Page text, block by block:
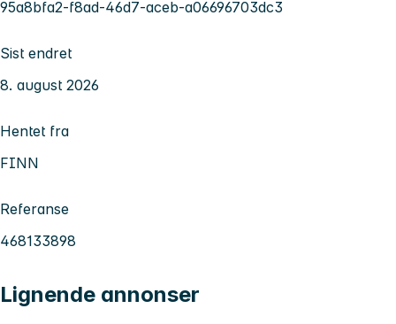
95a8bfa2-f8ad-46d7-aceb-a06696703dc3
Sist endret
8. august 2026
Hentet fra
FINN
Referanse
468133898
Lignende annonser